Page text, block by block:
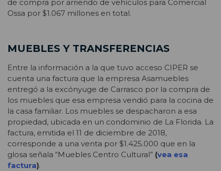
de compra por arriendo de vehículos para Comercial
Ossa por $1.067 millones en total.
MUEBLES Y TRANSFERENCIAS
Entre la información a la que tuvo acceso CIPER se
cuenta una factura que la empresa Asamuebles
entregó a la excónyuge de Carrasco por la compra de
los muebles que esa empresa vendió para la cocina de
la casa familiar. Los muebles se despacharon a esa
propiedad, ubicada en un condominio de La Florida. La
factura, emitida el 11 de diciembre de 2018,
corresponde a una venta por $1.425.000 que en la
glosa señala “Muebles Centro Cultural” (vea esa
factura).